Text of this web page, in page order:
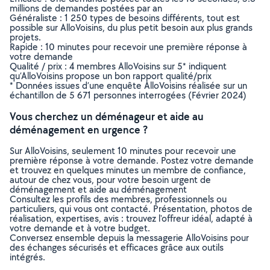
millions de demandes postées par an
Généraliste : 1 250 types de besoins différents, tout est
possible sur AlloVoisins, du plus petit besoin aux plus grands
projets.
Rapide : 10 minutes pour recevoir une première réponse à
votre demande
Qualité / prix : 4 membres AlloVoisins sur 5* indiquent
qu’AlloVoisins propose un bon rapport qualité/prix
* Données issues d’une enquête AlloVoisins réalisée sur un
échantillon de 5 671 personnes interrogées (Février 2024)
Vous cherchez un déménageur et aide au
déménagement en urgence ?
Sur AlloVoisins, seulement 10 minutes pour recevoir une
première réponse à votre demande. Postez votre demande
et trouvez en quelques minutes un membre de confiance,
autour de chez vous, pour votre besoin urgent de
déménagement et aide au déménagement
Consultez les profils des membres, professionnels ou
particuliers, qui vous ont contacté. Présentation, photos de
réalisation, expertises, avis : trouvez l'offreur idéal, adapté à
votre demande et à votre budget.
Conversez ensemble depuis la messagerie AlloVoisins pour
des échanges sécurisés et efficaces grâce aux outils
intégrés.